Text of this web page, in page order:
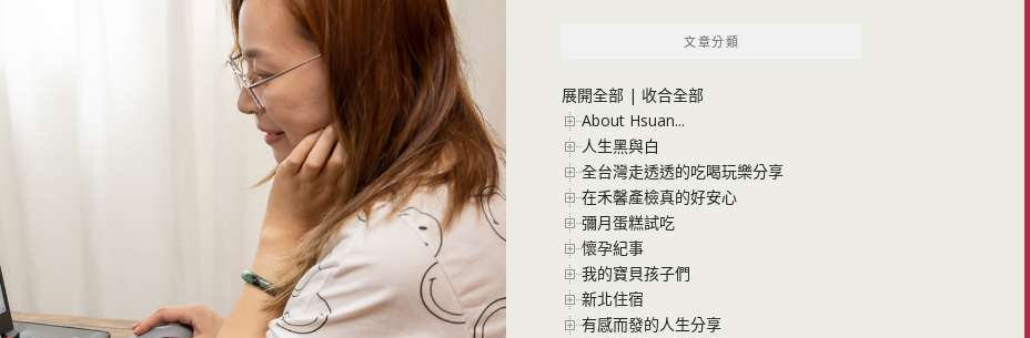
文章分類
展開全部 | 收合全部
About Hsuan...
人生黑與白
全台灣走透透的吃喝玩樂分享
在禾馨產檢真的好安心
彌月蛋糕試吃
懷孕紀事
我的寶貝孩子們
新北住宿
有感而發的人生分享